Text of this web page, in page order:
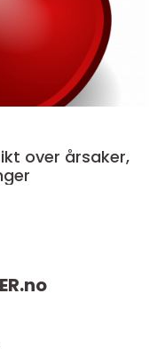
over årsaker,
no